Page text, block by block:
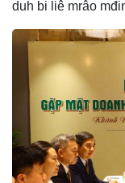
duh bi liê mrâo